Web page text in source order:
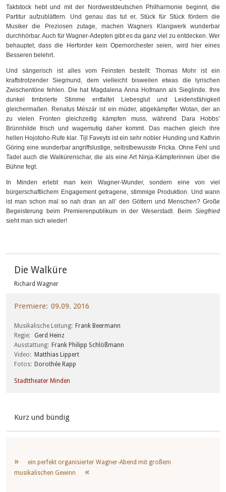
Taktstock hebt und mit der Nordwestdeutschen Philharmonie beginnt, die
Partitur aufzublättern. Und genau das tut er, Stück für Stück fördern die
Musiker die Preziosen zutage, machen Wagners Klangwerk wunderbar
durchhörbar. Auch für Wagner-Adepten gibt es da ganz viel zu entdecken. Wer
behauptet, dass die Herforder kein Opernorchester seien, wird hier eines
Besseren belehrt.
Und sängerisch ist alles vom Feinsten bestellt: Thomas Mohr ist ein
kraftstrotzender Siegmund, dem vielleicht bisweilen etwas die lyrischen
Zwischentöne fehlen. Die hat Magdalena Anna Hofmann als Sieglinde. Ihre
dunkel timbrierte Stimme entfaltet Liebesglut und Leidensfähigkeit
gleichermaßen. Renatus Mészár ist ein müder, abgekämpfter Wotan, der an
zu vielen Fronten gleichzeitig kämpfen muss, während Dara Hobbs’
Brünnhilde frisch und wagemutig daher kommt. Das machen gleich ihre
hellen Hojotoho-Rufe klar. Tijl Faveyts ist ein sehr nobler Hunding und Kathrin
Göring eine wunderbar angriffslustige, selbstbewusste Fricka. Ohne Fehl und
Tadel auch die Walkürenschar, die als eine Art Ninja-Kämpferinnen über die
Bühne fegt.
In Minden erlebt man kein Wagner-Wunder, sondern eine von viel
bürgerschaftlichem Engagement getragene, stimmige Produktion. Und wann
ist man schon mal so nah dran an all’ den Göttern und Menschen? Große
Begeisterung beim Premierenpublikum in der Weserstadt. Beim Siegfried
sieht man sich wieder!
Die Walküre
Richard Wagner
Premiere 09.09. 2016
Musikalische Leitung Frank Beermann
Regie
Gerd Heinz
Ausstattung Frank Philipp Schlößmann
Video
Matthias Lippert
Fotos Dorothée Rapp
Stadttheater Minden
Kurz und bündig
ein perfekt organisierter Wagner-Abend mit großem
musikalischen Gewinn